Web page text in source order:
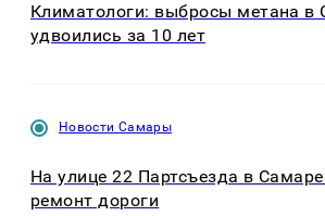
Климатологи: выбросы метана в
удвоились за 10 лет
Новости Самары
На улице 22 Партсъезда в
ремонт дороги